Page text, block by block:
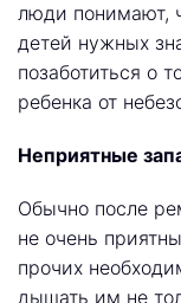
люди понимают,
детей нужных
позаботиться о
ребенка от
Неприятные
Обычно после
не очень
прочих
дышать им не